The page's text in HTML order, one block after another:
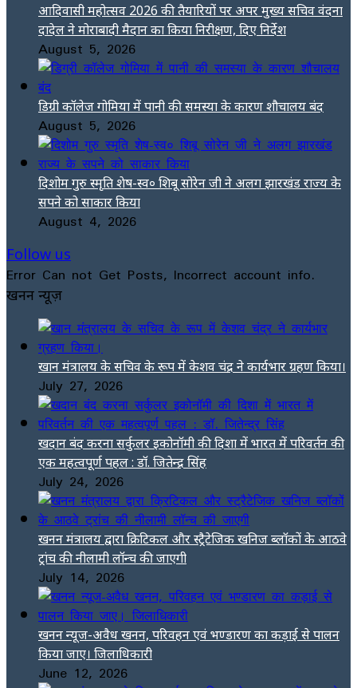
आदिवासी महोत्सव 2026 की तैयारियों पर अपर मुख्य सचिव वंदना
दादेल ने मोराबादी मैदान का किया निरीक्षण, दिए निर्देश
August 5, 2026
डिग्री कॉलेज गोमिया में पानी की समस्या के कारण शौचालय बंद
August 5, 2026
दिशोम गुरु स्मृति शेष-स्व० शिबू सोरेन जी ने अलग झारखंड राज्य के
सपने को साकार किया
August 4, 2026
Follow us
Error Can not Get Posts, Incorrect account info.
खनन न्यूज़
खान मंत्रालय के सचिव के रूप में केशव चंद्र ने कार्यभार ग्रहण किया।
July 27, 2026
खदान बंद करना सर्कुलर इकोनॉमी की दिशा में भारत में परिवर्तन की
एक महत्वपूर्ण पहल : डॉ. जितेन्द्र सिंह
July 24, 2026
खनन मंत्रालय द्वारा क्रिटिकल और स्ट्रैटेजिक खनिज ब्लॉकों के आठवे
ट्रांच की नीलामी लॉन्च की जाएगी
July 14, 2026
खनन न्यूज-अवैध खनन, परिवहन एवं भण्डारण का कड़ाई से पालन
किया जाए। जिलाधिकारी
June 12, 2026